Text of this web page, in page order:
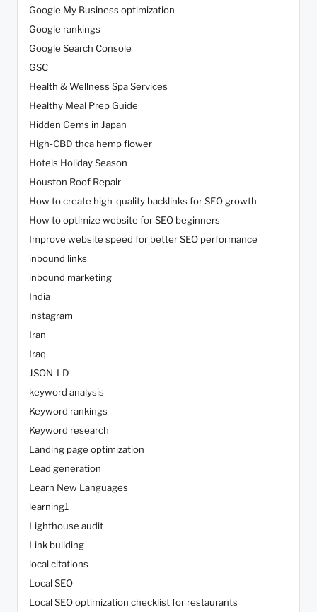
Google My Business optimization
Google rankings
Google Search Console
GSC
Health & Wellness Spa Services
Healthy Meal Prep Guide
Hidden Gems in Japan
High-CBD thca hemp flower
Hotels Holiday Season
Houston Roof Repair
How to create high-quality backlinks for SEO growth
How to optimize website for SEO beginners
Improve website speed for better SEO performance
inbound links
inbound marketing
India
instagram
Iran
Iraq
JSON-LD
keyword analysis
Keyword rankings
Keyword research
Landing page optimization
Lead generation
Learn New Languages
learning1
Lighthouse audit
Link building
local citations
Local SEO
Local SEO optimization checklist for restaurants